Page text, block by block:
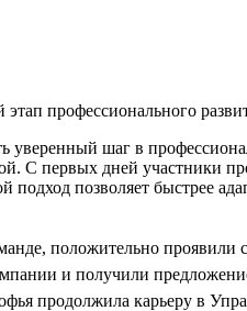
профессионального
шаг в
С первых дней участники
позволяет быстрее
положительно проявили
и получили
продолжила карьеру в